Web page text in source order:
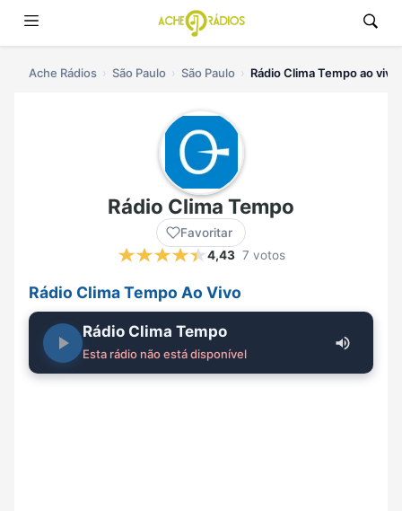
Ache Rádios São Paulo São Paulo Rádio Clima Tempo ao vivo
Rádio Clima Tempo
Favoritar
4,43 7 votos
Rádio Clima Tempo Ao Vivo
Rádio Clima Tempo
Esta rádio não está disponível